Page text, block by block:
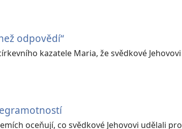
odpovědí“
kazatele Maria, že svědkové Jehovovi
oceňují, co svědkové Jehovovi udělali pro